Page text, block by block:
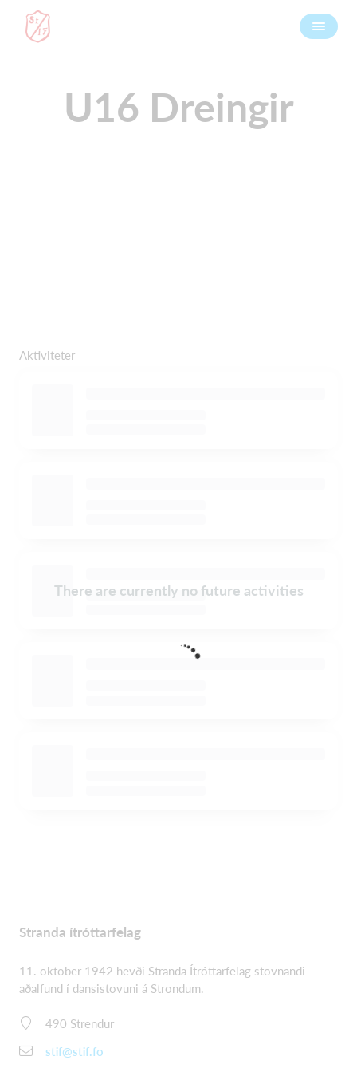
U16 Dreingir
Aktiviteter
There are currently no future activities
Stranda ítróttarfelag
11. oktober 1942 hevði Stranda Ítróttarfelag stovnandi
aðalfund í dansistovuni á Strondum.
490 Strendur
stif@stif.fo